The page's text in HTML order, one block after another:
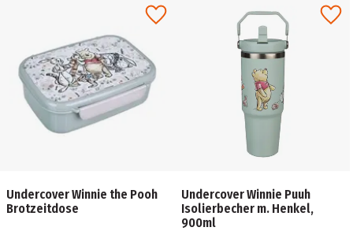
Undercover Winnie the Pooh
Brotzeitdose
Undercover Winnie Puuh
Isolierbecher m. Henkel,
900ml